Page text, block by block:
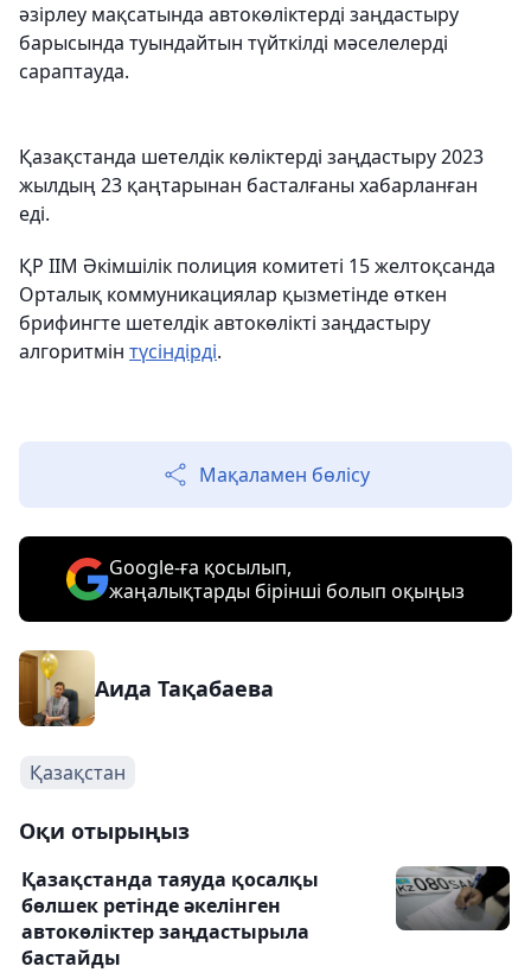
әзірлеу мақсатында автокөліктерді заңдастыру
барысында туындайтын түйткілді мәселелерді
сараптауда.
Қазақстанда шетелдік көліктерді заңдастыру 2023
жылдың 23 қаңтарынан басталғаны хабарланған
еді.
ҚР ІІМ Әкімшілік полиция комитеті 15 желтоқсанда
Орталық коммуникациялар қызметінде өткен
брифингте шетелдік автокөлікті заңдастыру
алгоритмін түсіндірді.
Мақаламен бөлісу
Google-ға қосылып,
жаңалықтарды бірінші болып оқыңыз
Аида Тақабаева
Қазақстан
Оқи отырыңыз
Қазақстанда таяуда қосалқы
бөлшек ретінде әкелінген
автокөліктер заңдастырыла
бастайды